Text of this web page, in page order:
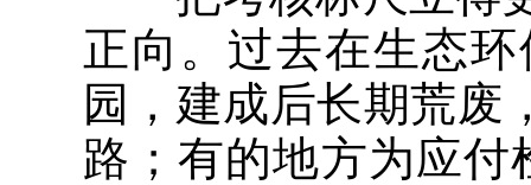
正向。过去在生态
园，建成后长期荒废
路；有的地方为应付